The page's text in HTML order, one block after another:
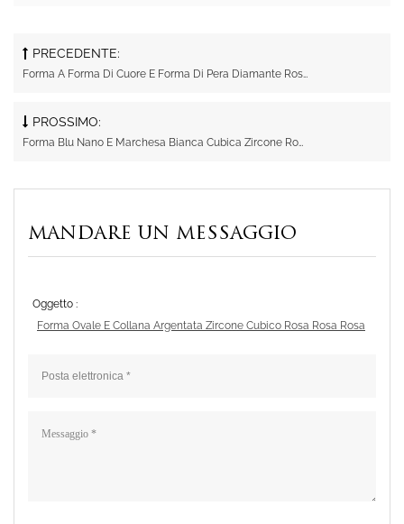
PRECEDENTE:
PROSSIMO:
MANDARE UN MESSAGGIO
Oggetto :
Forma Ovale E Collana Argentata Zircone Cubico Rosa Rosa Rosa